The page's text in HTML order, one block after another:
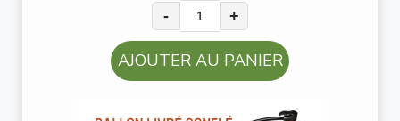
- +
AJOUTER AU PANIER